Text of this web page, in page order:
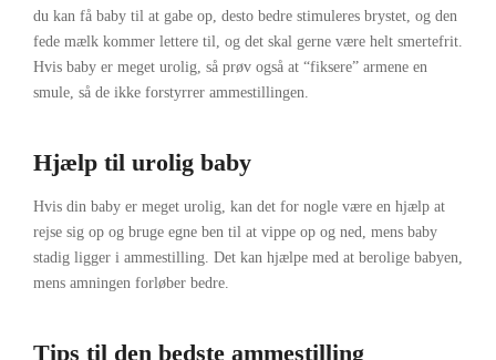
du kan få baby til at gabe op, desto bedre stimuleres brystet, og den
fede mælk kommer lettere til, og det skal gerne være helt smertefrit.
Hvis baby er meget urolig, så prøv også at “fiksere” armene en
smule, så de ikke forstyrrer ammestillingen.
Hjælp til urolig baby
Hvis din baby er meget urolig, kan det for nogle være en hjælp at
rejse sig op og bruge egne ben til at vippe op og ned, mens baby
stadig ligger i ammestilling. Det kan hjælpe med at berolige babyen,
mens amningen forløber bedre.
Tips til den bedste ammestilling